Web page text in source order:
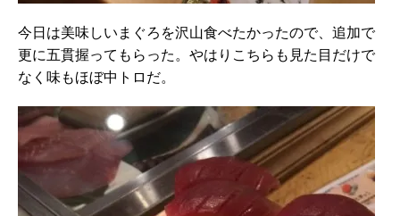
今日は美味しいまぐろを沢山食べたかったので、追加で
更に五貫握ってもらった。やはりこちらも見た目だけで
なく味もほぼ中トロだ。